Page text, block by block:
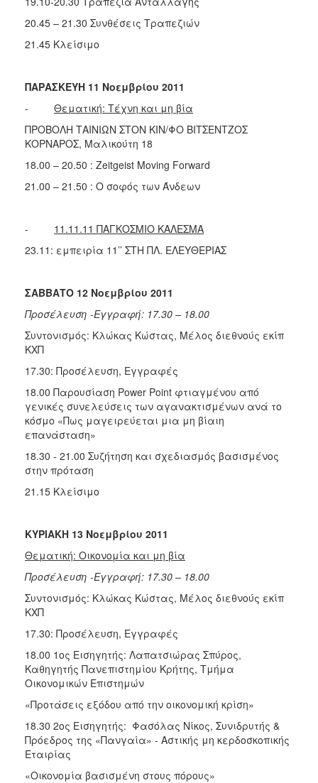
20.45 – 21.30 Συνθέσεις Τραπεζιών
21.45 Κλείσιμο
ΠΑΡΑΣΚΕΥΗ 11 Νοεμβρίου 2011
- Θεματική: Τέχνη και μη βία
ΠΡΟΒΟΛΗ ΤΑΙΝΙΩΝ ΣΤΟΝ ΚΙΝ/ΦΟ ΒΙΤΣΕΝΤΖΟΣ
ΚΟΡΝΑΡΟΣ, Μαλικούτη 18
18.00 – 20.50 : Zeitgeist Moving Forward
21.00 – 21.50 : Ο σοφός των Άνδεων
- 11.11.11 ΠΑΓΚΟΣΜΙΟ ΚΑΛΕΣΜΑ
23.11: εμπειρία 11’’ ΣΤΗ ΠΛ. ΕΛΕΥΘΕΡΙΑΣ
ΣΑΒΒΑΤΟ 12 Νοεμβρίου 2011
Προσέλευση -Εγγραφή: 17.30 – 18.00
Συντονισμός: Κλώκας Κώστας, Μέλος διεθνούς εκίπ
ΚΧΠ
17.30: Προσέλευση, Εγγραφές
18.00 Παρουσίαση Power Point φτιαγμένου από
γενικές συνελεύσεις των αγανακτισμένων ανά το
κόσμο «Πως μαγειρεύεται μια μη βίαιη
επανάσταση»
18.30 - 21.00 Συζήτηση και σχεδιασμός βασισμένος
στην πρόταση
21.15 Κλείσιμο
ΚΥΡΙΑΚΗ 13 Νοεμβρίου 2011
Θεματική: Οικονομία και μη βία
Προσέλευση -Εγγραφή: 17.30 – 18.00
Συντονισμός: Κλώκας Κώστας, Μέλος διεθνούς εκίπ
ΚΧΠ
17.30: Προσέλευση, Εγγραφές
18.00 1ος Εισηγητής: Λαπατσιώρας Σπύρος,
Καθηγητής Πανεπιστημίου Κρήτης, Τμήμα
Οικονομικών Επιστημών
«Προτάσεις εξόδου από την οικονομική κρίση»
18.30 2ος Εισηγητής: Φασόλας Νίκος, Συνιδρυτής &
Πρόεδρος της «Πανγαία» - Αστικής μη κερδοσκοπικής
Εταιρίας
«Οικονομία βασισμένη στους πόρους»